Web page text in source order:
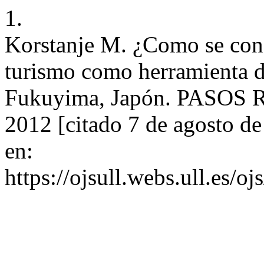
1.
Korstanje M. ¿Como se
turismo como herramienta
Fukuyima, Japón. PASOS
2012 [citado 7 de agosto
en:
https://ojsull.webs.ull.es/